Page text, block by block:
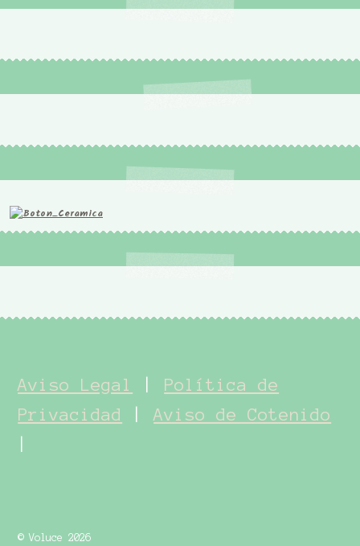
Aviso Legal
Política de
Privacidad
|Aviso de Cotenido
© Voluce 2026